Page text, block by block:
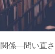
関係—問い直